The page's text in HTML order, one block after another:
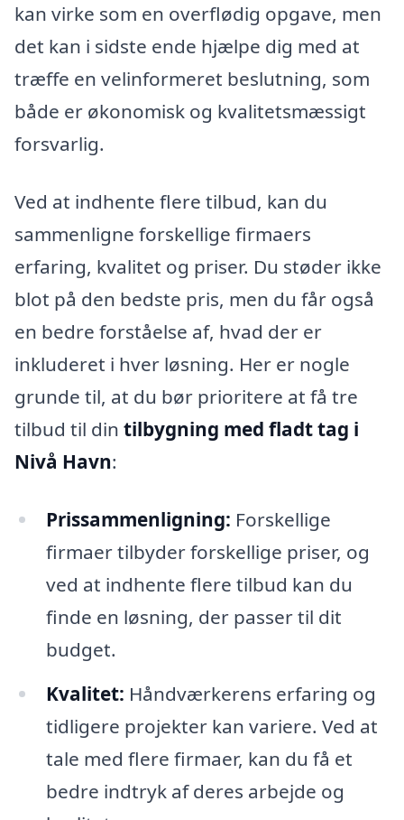
kan virke som en overflødig opgave, men
det kan i sidste ende hjælpe dig med at
træffe en velinformeret beslutning, som
både er økonomisk og kvalitetsmæssigt
forsvarlig.
Ved at indhente flere tilbud, kan du
sammenligne forskellige firmaers
erfaring, kvalitet og priser. Du støder ikke
blot på den bedste pris, men du får også
en bedre forståelse af, hvad der er
inkluderet i hver løsning. Her er nogle
grunde til, at du bør prioritere at få tre
tilbud til din tilbygning med fladt tag i
Nivå Havn:
Prissammenligning: Forskellige
firmaer tilbyder forskellige priser, og
ved at indhente flere tilbud kan du
finde en løsning, der passer til dit
budget.
Kvalitet: Håndværkerens erfaring og
tidligere projekter kan variere. Ved at
tale med flere firmaer, kan du få et
bedre indtryk af deres arbejde og